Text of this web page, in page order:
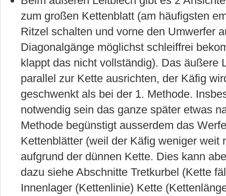
zum großen Kettenblatt (am häufigsten
Ritzel schalten und vorne den Umwerfer
Diagonalgänge möglichst schleiffrei
klappt das nicht vollständig). Das äußere
parallel zur Kette ausrichten, der Käfig
geschwenkt als bei der 1. Methode.
notwendig sein das ganze später etwas
Methode begünstigt ausserdem das
Kettenblätter (weil der Käfig weniger weit
aufgrund der dünnen Kette. Dies kann
dazu siehe Abschnitte Tretkurbel (Kette
Innenlager (Kettenlinie) Kette